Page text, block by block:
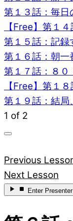
第１３話：毎日
【Free】第１
第１５話：記録
第１６話：朝一
第１７話：８０
【Free】第１
第１９話：結局
1 of 2
Previous
Next Lesson
Enter